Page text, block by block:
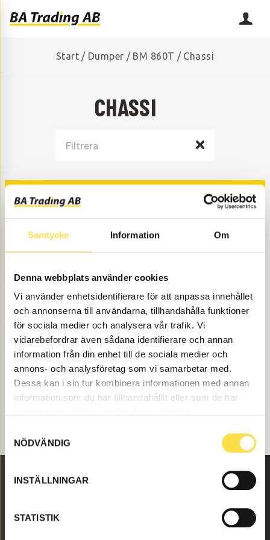
Samtycke Information Om
Denna webbplats använder cookies
Vi använder enhetsidentifierare för att anpassa innehållet
och annonserna till användarna, tillhandahålla funktioner
för sociala medier och analysera vår trafik. Vi
vidarebefordrar även sådana identifierare och annan
information från din enhet till de sociala medier och
annons- och analysföretag som vi samarbetar med.
Dessa kan i sin tur kombinera informationen med annan
information som du har tillhandahållit eller som de har
NÖDVÄNDIG
INSTÄLLNINGAR
STATISTIK
Start / Dumper / BM 860T / Chassi
CHASSI
BOGGI
HJULNAV
KARDANAXLAR
MIDJA